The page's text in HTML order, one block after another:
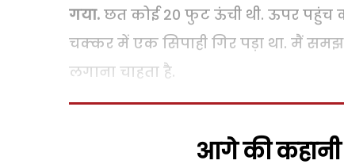
गया. छत कोई 20 फुट ऊंची थी. ऊपर
चक्कर में एक सिपाही गिर पड़ा था. मैं
लगाना चाहता है.
आगे की